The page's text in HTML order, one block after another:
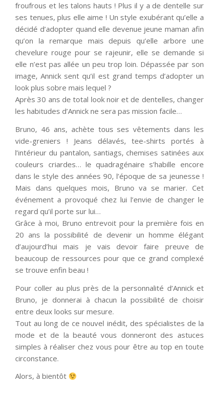
froufrous et les talons hauts ! Plus il y a de dentelle sur
ses tenues, plus elle aime ! Un style exubérant qu’elle a
décidé d’adopter quand elle devenue jeune maman afin
qu’on la remarque mais depuis qu’elle arbore une
chevelure rouge pour se rajeunir, elle se demande si
elle n’est pas allée un peu trop loin. Dépassée par son
image, Annick sent qu’il est grand temps d’adopter un
look plus sobre mais lequel ?
Après 30 ans de total look noir et de dentelles, changer
les habitudes d’Annick ne sera pas mission facile…
Bruno, 46 ans, achète tous ses vêtements dans les
vide-greniers ! Jeans délavés, tee-shirts portés à
l’intérieur du pantalon, santiags, chemises satinées aux
couleurs criardes… le quadragénaire s’habille encore
dans le style des années 90, l’époque de sa jeunesse !
Mais dans quelques mois, Bruno va se marier. Cet
événement a provoqué chez lui l’envie de changer le
regard qu’il porte sur lui…
Grâce à moi, Bruno entrevoit pour la première fois en
20 ans la possibilité de devenir un homme élégant
d’aujourd’hui mais je vais devoir faire preuve de
beaucoup de ressources pour que ce grand complexé
se trouve enfin beau !
Pour coller au plus près de la personnalité d’Annick et
Bruno, je donnerai à chacun la possibilité de choisir
entre deux looks sur mesure.
Tout au long de ce nouvel inédit, des spécialistes de la
mode et de la beauté vous donneront des astuces
simples à réaliser chez vous pour être au top en toute
circonstance.
Alors, à bientôt